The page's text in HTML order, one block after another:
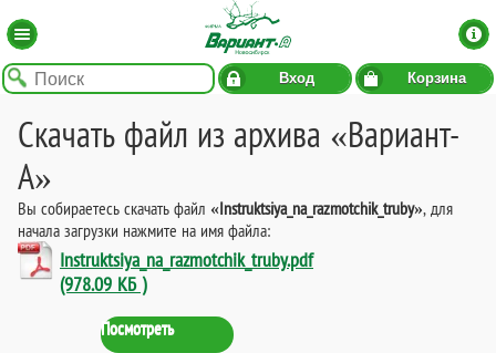
Вход Корзина
Скачать файл из архива «Вариант-
А»
Вы собираетесь скачать файл «Instruktsiya_na_razmotchik_truby», для
начала загрузки нажмите на имя файла:
Instruktsiya_na_razmotchik_truby.pdf
(978.09 КБ )
Посмотреть